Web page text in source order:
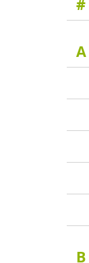
#
A
B